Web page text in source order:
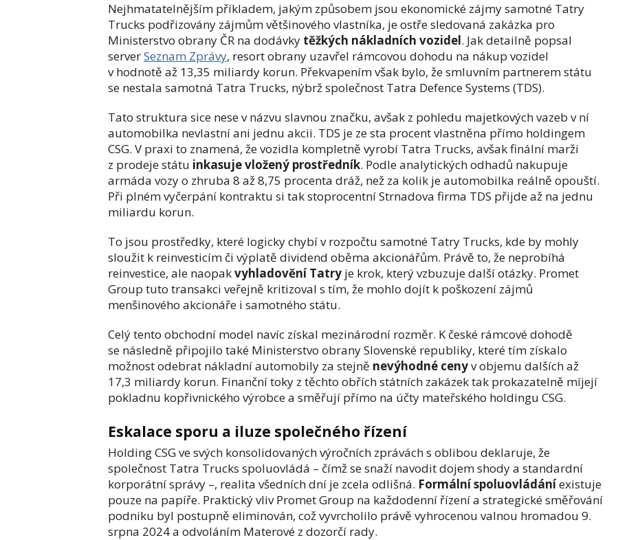
Nejhmatatelnějším příkladem, jakým způsobem jsou ekonomické zájmy samotné Tatry
Trucks podřizovány zájmům většinového vlastníka, je ostře sledovaná zakázka pro
Ministerstvo obrany ČR na dodávky těžkých nákladních vozidel. Jak detailně popsal
serverSeznam Zprávy, resort obrany uzavřel rámcovou dohodu na nákup vozidel
v hodnotě až 13,35 miliardy korun. Překvapením však bylo, že smluvním partnerem státu
se nestala samotná Tatra Trucks, nýbrž společnost Tatra Defence Systems (TDS).
Tato struktura sice nese v názvu slavnou značku, avšak z pohledu majetkových vazeb v ní
automobilka nevlastní ani jednu akcii. TDS je ze sta procent vlastněna přímo holdingem
CSG. V praxi to znamená, že vozidla kompletně vyrobí Tatra Trucks, avšak finální marži
z prodeje státu inkasuje vložený prostředník. Podle analytických odhadů nakupuje
armáda vozy o zhruba 8 až 8,75 procenta dráž, než za kolik je automobilka reálně opouští.
Při plném vyčerpání kontraktu si tak stoprocentní Strnadova firma TDS přijde až na jednu
miliardu korun.
To jsou prostředky, které logicky chybí v rozpočtu samotné Tatry Trucks, kde by mohly
sloužit k reinvesticím či výplatě dividend oběma akcionářům. Právě to, že neprobíhá
reinvestice, ale naopakvyhladovění Tatry je krok, který vzbuzuje další otázky. Promet
Group tuto transakci veřejně kritizoval s tím, že mohlo dojít k poškození zájmů
menšinového akcionáře i samotného státu.
Celý tento obchodní model navíc získal mezinárodní rozměr. K české rámcové dohodě
se následně připojilo také Ministerstvo obrany Slovenské republiky, které tím získalo
možnost odebrat nákladní automobily za stejně nevýhodné cenyv objemu dalších až
17,3 miliardy korun. Finanční toky z těchto obřích státních zakázek tak prokazatelně míjejí
pokladnu kopřivnického výrobce a směřují přímo na účty mateřského holdingu CSG.
Eskalace sporu a iluze společného řízení
Holding CSG ve svých konsolidovaných výročních zprávách s oblibou deklaruje, že
společnost Tatra Trucks spoluovládá – čímž se snaží navodit dojem shody a standardní
korporátní správy –, realita všedních dní je zcela odlišná. Formální spoluovládáníexistuje
pouze na papíře. Praktický vliv Promet Group na každodenní řízení a strategické směřování
podniku byl postupně eliminován, což vyvrcholilo právě vyhrocenou valnou hromadou 9.
srpna 2024 a odvoláním Materové z dozorčí rady.